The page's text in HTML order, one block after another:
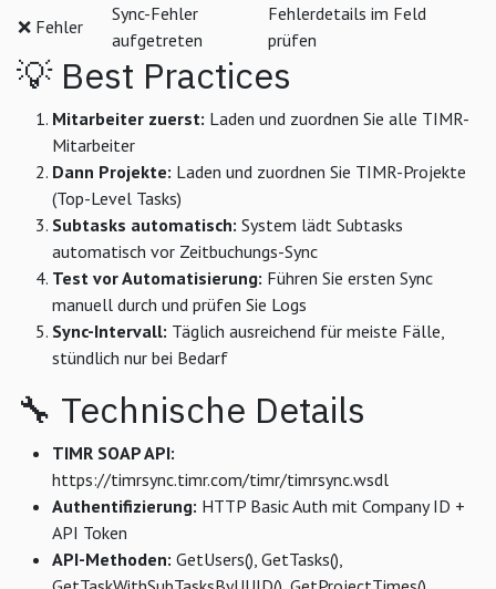
❌ Fehler
Sync-Fehler
aufgetreten
Fehlerdetails im Feld
prüfen
💡 Best Practices
Mitarbeiter zuerst: Laden und zuordnen Sie alle TIMR-
Mitarbeiter
Dann Projekte: Laden und zuordnen Sie TIMR-Projekte
(Top-Level Tasks)
Subtasks automatisch: System lädt Subtasks
automatisch vor Zeitbuchungs-Sync
Test vor Automatisierung: Führen Sie ersten Sync
manuell durch und prüfen Sie Logs
Sync-Intervall: Täglich ausreichend für meiste Fälle,
stündlich nur bei Bedarf
🔧 Technische Details
TIMR SOAP API:
https://timrsync.timr.com/timr/timrsync.wsdl
Authentifizierung: HTTP Basic Auth mit Company ID +
API Token
API-Methoden: GetUsers(), GetTasks(),